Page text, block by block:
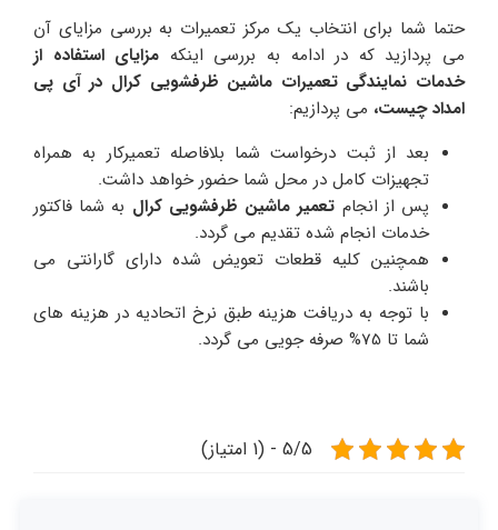
حتما شما برای انتخاب یک مرکز تعمیرات به بررسی مزایای آن
می پردازید که در ادامه به بررسی اینکه مزایای استفاده از
خدمات نمایندگی تعمیرات ماشین ظرفشویی کرال در آی پی
امداد چیست، می پردازیم:
بعد از ثبت درخواست شما بلافاصله تعمیرکار به همراه
تجهیزات کامل در محل شما حضور خواهد داشت.
پس از انجام تعمیر ماشین ظرفشویی کرال به شما فاکتور
خدمات انجام شده تقدیم می گردد.
همچنین کلیه قطعات تعویض شده دارای گارانتی می
باشند.
با توجه به دریافت هزینه طبق نرخ اتحادیه در هزینه های
شما تا 75% صرفه جویی می گردد.
5/5 - (1 امتیاز)